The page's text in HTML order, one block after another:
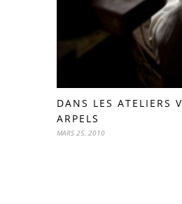
DANS LES ATELIERS
ARPELS
MARS 25, 2010